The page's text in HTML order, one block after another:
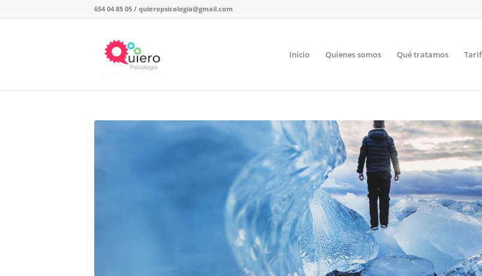
654 04 85 05 / quieropsicologia@gmail.com
Inicio Quienes somos Qué tratamos